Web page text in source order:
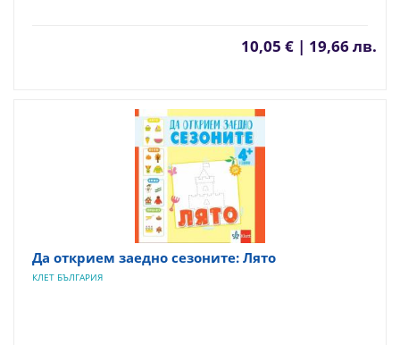
10,05 € | 19,66 лв.
Да открием заедно сезоните: Лято
КЛЕТ БЪЛГАРИЯ